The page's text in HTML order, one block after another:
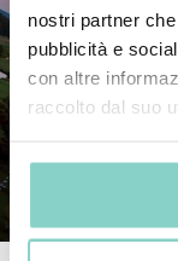
nostri partner
pubblicità e
con altre
raccolto dal suo